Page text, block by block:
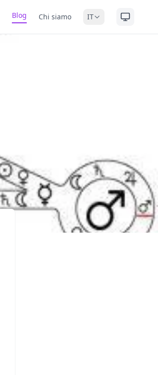
Blog Chi siamo IT